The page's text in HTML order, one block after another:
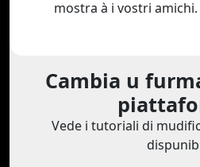
mostra à i vostri amichi.
Cambia u
Vede i tutoriali di